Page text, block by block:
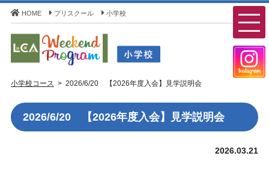
HOME プリスクール 小学校
ム) - LCA国際学園 小学校コース
小学校コース 2026/6/20 【2026年度入会】見学説明会
2026/6/20 【2026年度入会】見学説明会
2026.03.21